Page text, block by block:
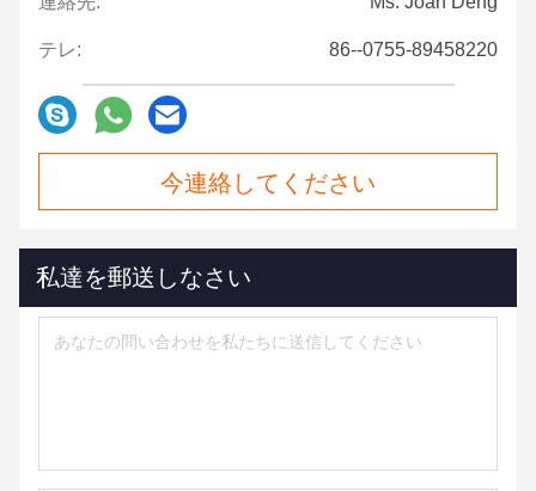
テレ: 86--0755-89458220
今連絡してください
私達を郵送しなさい